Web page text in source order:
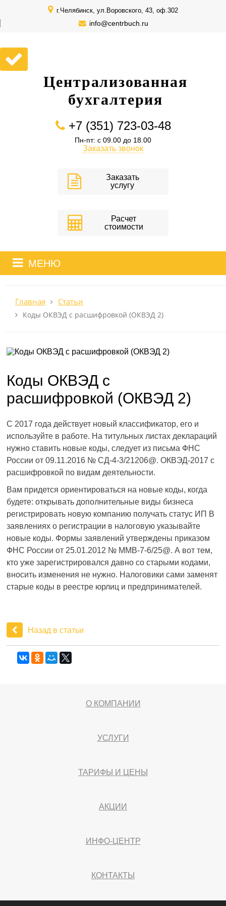
г.Челябинск, ул.Воровского, 43, оф.302
info@centrbuch.ru
Централизованная
бухгалтерия
+7 (351) 723-03-48
Пн-пт: с 09.00 до 18.00
Заказать звонок
Заказать
услугу
Расчет
стоимости
МЕНЮ
Главная Статьи
Коды ОКВЭД с расшифровкой (ОКВЭД 2)
Коды ОКВЭД с
расшифровкой (ОКВЭД 2)
С 2017 года действует новый классификатор, его и
используйте в работе. На титульных листах деклараций
нужно ставить новые коды, следует из письма ФНС
России от 09.11.2016 № СД-4-3/21206@. ОКВЭД-2017 с
расшифровкой по видам деятельности.
Вам придется ориентироваться на новые коды, когда
будете: открывать дополнительные виды бизнеса
регистрировать новую компанию получать статус ИП В
заявлениях о регистрации в налоговую указывайте
новые коды. Формы заявлений утверждены приказом
ФНС России от 25.01.2012 № ММВ-7-6/25@. А вот тем,
кто уже зарегистрировался давно со старыми кодами,
вносить изменения не нужно. Налоговики сами заменят
старые коды в реестре юрлиц и предпринимателей.
Назад в статьи
О КОМПАНИИ
УСЛУГИ
ТАРИФЫ И ЦЕНЫ
АКЦИИ
ИНФО-ЦЕНТР
КОНТАКТЫ